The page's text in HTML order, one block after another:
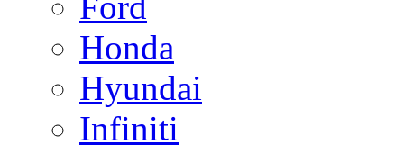
Honda
Hyundai
Infiniti